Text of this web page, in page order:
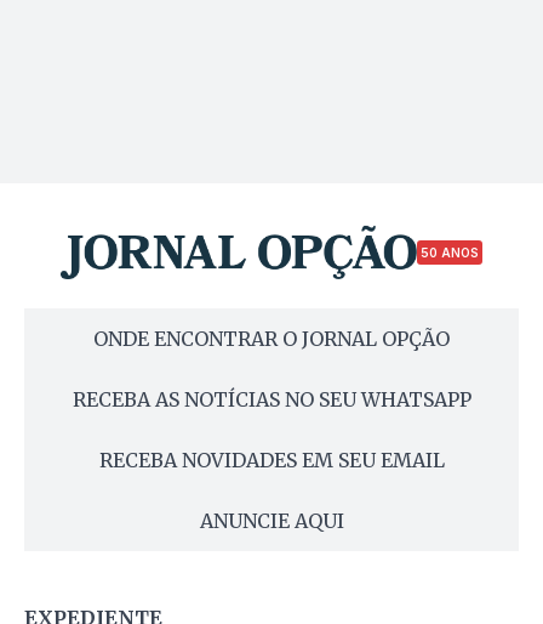
50 ANOS
ONDE ENCONTRAR O JORNAL OPÇÃO
RECEBA AS NOTÍCIAS NO SEU WHATSAPP
RECEBA NOVIDADES EM SEU EMAIL
ANUNCIE AQUI
EXPEDIENTE